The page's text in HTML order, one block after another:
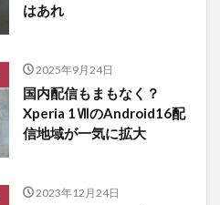
はあれ
2025年9月24日
国内配信もまもなく？
Xperia 1ⅦのAndroid16配
信地域が一気に拡大
2023年12月24日